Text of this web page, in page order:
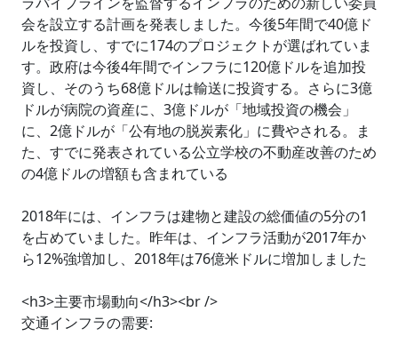
会を設立する計画を発表しました。今後5年間で40億ド
ルを投資し、すでに174のプロジェクトが選ばれていま
す。政府は今後4年間でインフラに120億ドルを追加投
資し、そのうち68億ドルは輸送に投資する。さらに3億
ドルが病院の資産に、3億ドルが「地域投資の機会」
に、2億ドルが「公有地の脱炭素化」に費やされる。ま
た、すでに発表されている公立学校の不動産改善のため
の4億ドルの増額も含まれている
2018年には、インフラは建物と建設の総価値の5分の1
を占めていました。昨年は、インフラ活動が2017年か
ら12%強増加し、2018年は76億米ドルに増加しました
<h3>主要市場動向</h3><br />
交通インフラの需要: